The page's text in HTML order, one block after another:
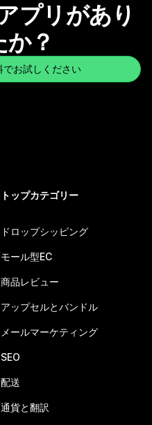
プリがあり
か？
お試しください
トップカテゴリー
ドロップシッピング
モール型EC
商品レビュー
アップセルとバンドル
メールマーケティング
SEO
配送
通貨と翻訳